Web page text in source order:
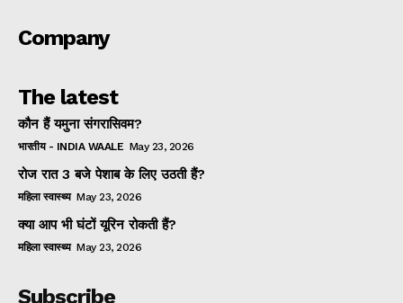
Company
The latest
कौन हैं यमुना संगरासिवम?
भारतीय - INDIA WAALE May 23, 2026
रोज रात 3 बजे पेशाब के लिए उठती हैं?
महिला स्वास्थ्य May 23, 2026
क्या आप भी घंटों यूरिन रोकती हैं?
महिला स्वास्थ्य May 23, 2026
Subscribe